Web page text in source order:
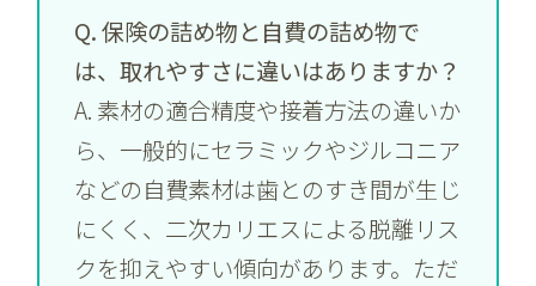
Q. 保険の詰め物と自費の詰め物で
は、取れやすさに違いはありますか？
A. 素材の適合精度や接着方法の違いか
ら、一般的にセラミックやジルコニア
などの自費素材は歯とのすき間が生じ
にくく、二次カリエスによる脱離リス
クを抑えやすい傾向があります。ただ